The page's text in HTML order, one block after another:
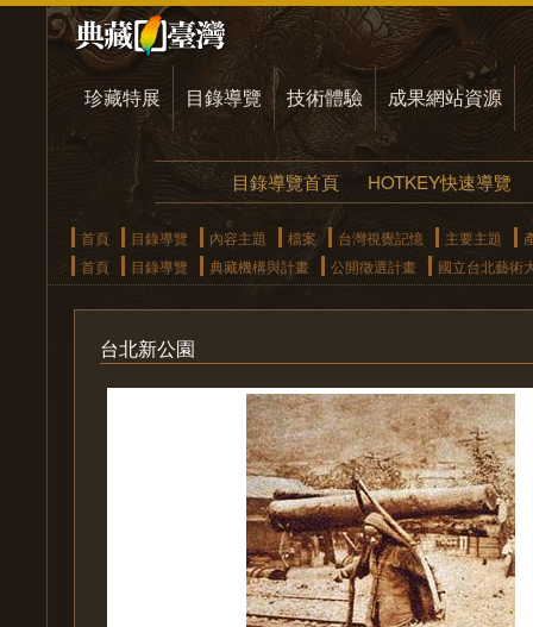
珍藏特展 目錄導覽 技術體驗 成果網站資源
目錄導覽首頁 HOTKEY快速導覽
首頁 目錄導覽 內容主題 檔案 台灣視覺記憶 主要主題
首頁
目錄導覽 典藏機構與計畫 公開徵選計畫 國立台北藝術
台北新公園